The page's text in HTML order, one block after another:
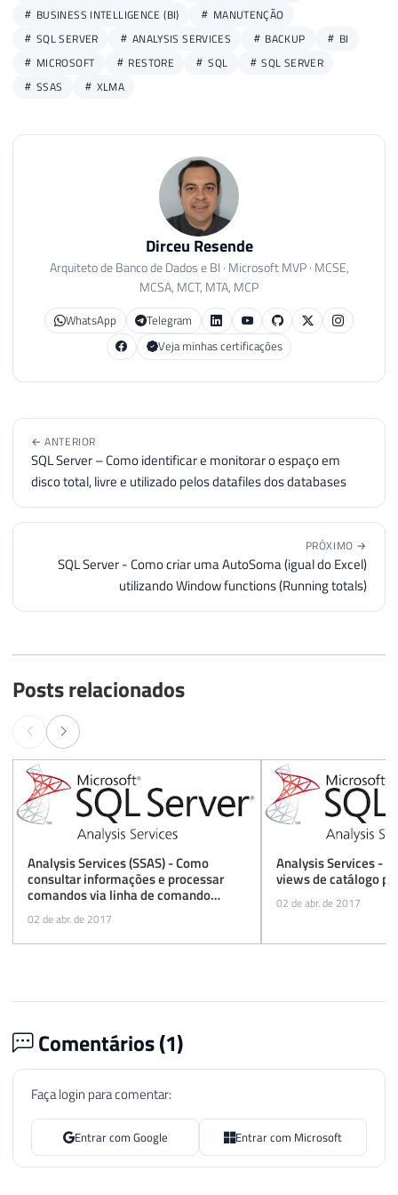
BUSINESS INTELLIGENCE (BI)
MANUTENÇÃO
SQL SERVER
ANALYSIS SERVICES BACKUP
BI
MICROSOFT
RESTORE SQL
SQL SERVER
SSAS
XLMA
Dirceu Resende
Arquiteto de Banco de Dados e BI · Microsoft MVP · MCSE,
MCSA, MCT, MTA, MCP
WhatsApp
Telegram
Veja minhas certificações
← ANTERIOR
SQL Server – Como identificar e monitorar o espaço em
disco total, livre e utilizado pelos datafiles dos databases
PRÓXIMO →
SQL Server - Como criar uma AutoSoma (igual do Excel)
utilizando Window functions (Running totals)
Posts relacionados
Analysis Services (SSAS) - Como
consultar informações e processar
comandos via linha de comando
(XLMA) pelo SQL Server
02 de abr. de 2017
Analysis Services -
views de catálogo
02 de abr. de 2017
Comentários (1)
Faça login para comentar:
Entrar com Google Entrar com Microsoft